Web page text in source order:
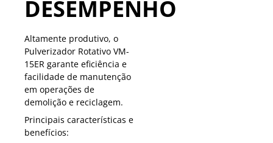
DESEMPENHO
Altamente produtivo, o
Pulverizador Rotativo VM-
15ER garante eficiência e
facilidade de manutenção
em operações de
demolição e reciclagem.
Principais características e
benefícios: